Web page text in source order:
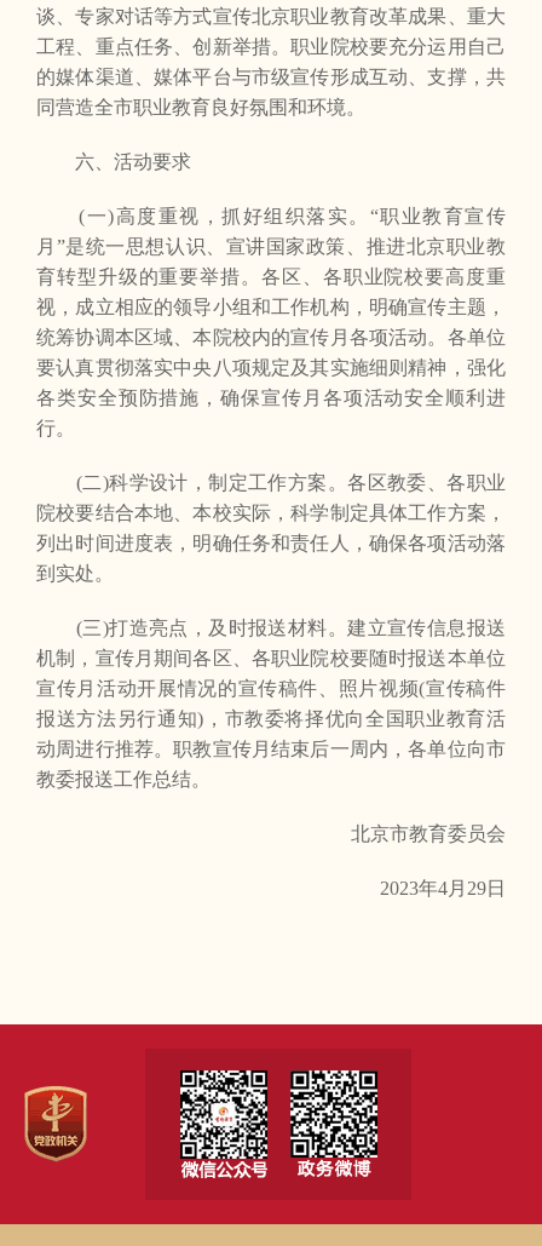
谈、专家对话等方式宣传北京职业教育改革成果、重大
工程、重点任务、创新举措。职业院校要充分运用自己
的媒体渠道、媒体平台与市级宣传形成互动、支撑，共
同营造全市职业教育良好氛围和环境。
六、活动要求
(一)高度重视，抓好组织落实。“职业教育宣传
月”是统一思想认识、宣讲国家政策、推进北京职业教
育转型升级的重要举措。各区、各职业院校要高度重
视，成立相应的领导小组和工作机构，明确宣传主题，
统筹协调本区域、本院校内的宣传月各项活动。各单位
要认真贯彻落实中央八项规定及其实施细则精神，强化
各类安全预防措施，确保宣传月各项活动安全顺利进
行。
(二)科学设计，制定工作方案。各区教委、各职业
院校要结合本地、本校实际，科学制定具体工作方案，
列出时间进度表，明确任务和责任人，确保各项活动落
到实处。
(三)打造亮点，及时报送材料。建立宣传信息报送
机制，宣传月期间各区、各职业院校要随时报送本单位
宣传月活动开展情况的宣传稿件、照片视频(宣传稿件
报送方法另行通知)，市教委将择优向全国职业教育活
动周进行推荐。职教宣传月结束后一周内，各单位向市
教委报送工作总结。
北京市教育委员会
2023年4月29日